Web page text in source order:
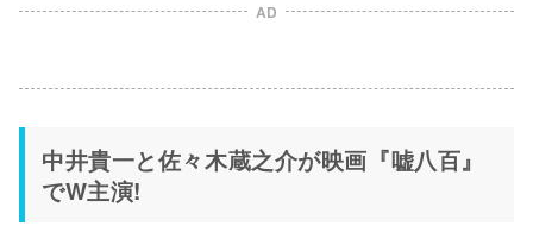
AD
中井貴一と佐々木蔵之介が映画『嘘八百』
でW主演!